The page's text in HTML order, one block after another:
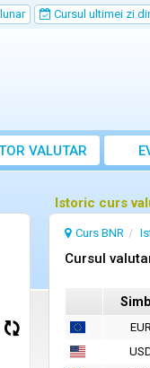
Cursul ultimei zi
VALUTAR
Istoric curs
Curs BNR
Cursul